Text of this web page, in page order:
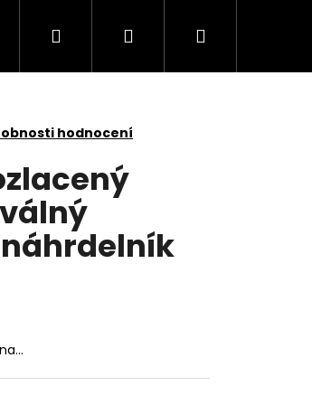
Hledat PřihlášeníNákupní
hodnocení